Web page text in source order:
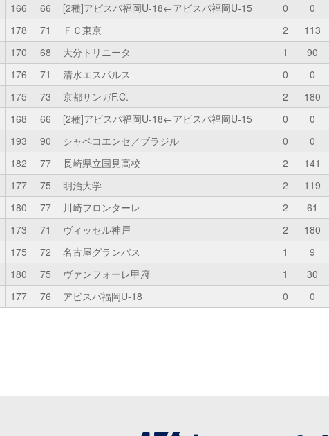
166 66 [2種]アビスパ福岡U-18←アビスパ福岡U-15 0 0
178 71 ＦＣ東京 2 113
170 68 大分トリニータ 1 90
176 71 清水エスパルス 0 0
175 73 京都サンガF.C. 2 180
168 66 [2種]アビスパ福岡U-18←アビスパ福岡U-15 0 0
193 90 シャペコエンセ／ブラジル 0 0
182 77 長崎県立国見高校 2 141
177 75 明治大学 2 119
180 77 川崎フロンターレ 2 61
173 71 ヴィッセル神戸 2 180
175 72 名古屋グランパス 1 9
180 75 ヴァンフォーレ甲府 1 30
177 76 アビスパ福岡U-18 0 0